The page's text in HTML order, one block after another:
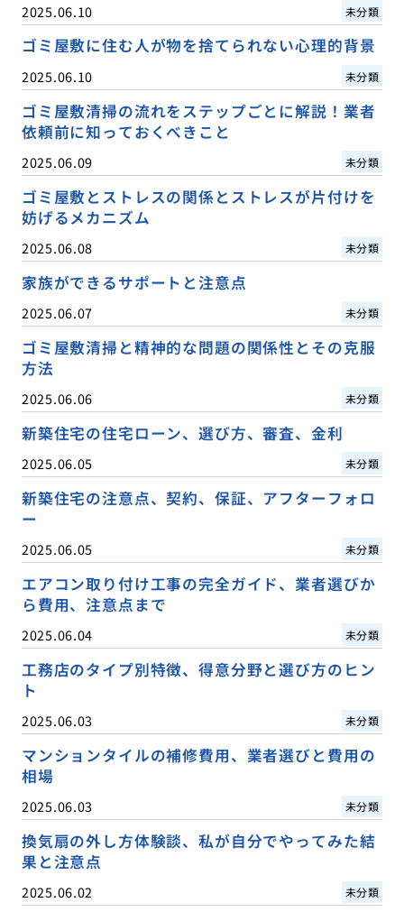
2025.06.10 未分類
ゴミ屋敷に住む人が物を捨てられない心理的背景
2025.06.10 未分類
ゴミ屋敷清掃の流れをステップごとに解説！業者
依頼前に知っておくべきこと
2025.06.09 未分類
ゴミ屋敷とストレスの関係とストレスが片付けを
妨げるメカニズム
2025.06.08 未分類
家族ができるサポートと注意点
2025.06.07 未分類
ゴミ屋敷清掃と精神的な問題の関係性とその克服
方法
2025.06.06 未分類
新築住宅の住宅ローン、選び方、審査、金利
2025.06.05 未分類
新築住宅の注意点、契約、保証、アフターフォロ
ー
2025.06.05 未分類
エアコン取り付け工事の完全ガイド、業者選びか
ら費用、注意点まで
2025.06.04 未分類
工務店のタイプ別特徴、得意分野と選び方のヒン
ト
2025.06.03 未分類
マンションタイルの補修費用、業者選びと費用の
相場
2025.06.03 未分類
換気扇の外し方体験談、私が自分でやってみた結
果と注意点
2025.06.02 未分類